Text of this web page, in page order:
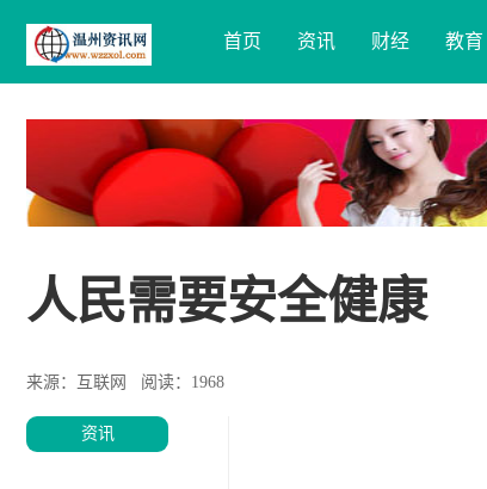
首页 资讯 财经 教育
人民需要安全健康
来源：互联网 阅读：1968
资讯